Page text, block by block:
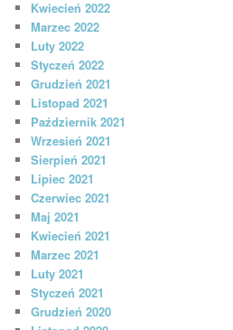
Kwiecień 2022
Marzec 2022
Luty 2022
Styczeń 2022
Grudzień 2021
Listopad 2021
Październik 2021
Wrzesień 2021
Sierpień 2021
Lipiec 2021
Czerwiec 2021
Maj 2021
Kwiecień 2021
Marzec 2021
Luty 2021
Styczeń 2021
Grudzień 2020